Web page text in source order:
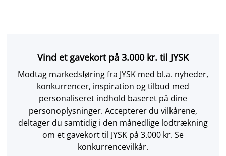
Vind et gavekort på 3.000 kr. til JYSK
Modtag markedsføring fra JYSK med bl.a. nyheder,
konkurrencer, inspiration og tilbud med
personaliseret indhold baseret på dine
personoplysninger. Accepterer du vilkårene,
deltager du samtidig i den månedlige lodtrækning
om et gavekort til JYSK på 3.000 kr. Se
konkurrencevilkår.